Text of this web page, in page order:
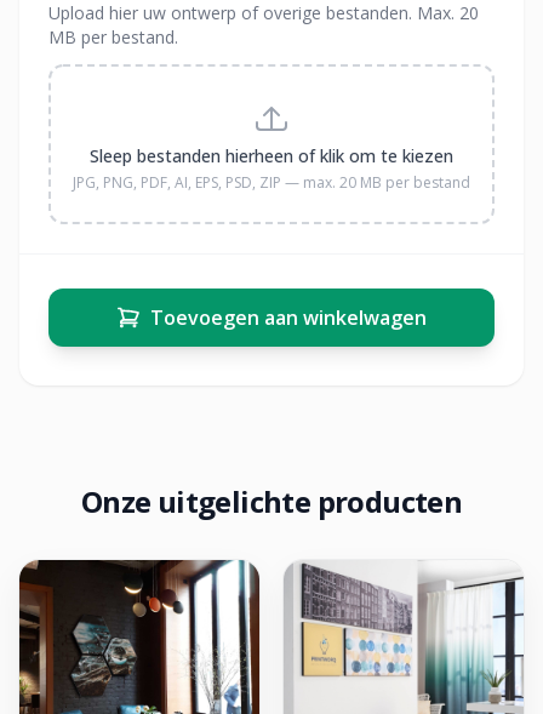
Upload hier uw ontwerp of overige bestanden. Max. 20
MB per bestand.
Sleep bestanden hierheen of klik om te kiezen
JPG, PNG, PDF, AI, EPS, PSD, ZIP — max. 20 MB per bestand
Toevoegen aan winkelwagen
Onze uitgelichte producten